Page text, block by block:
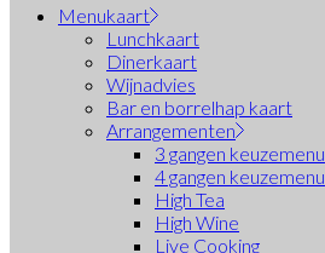
Menukaart
Lunchkaart
Dinerkaart
Wijnadvies
Bar en borrelhap kaart
Arrangementen
3 gangen keuzemenu
4 gangen keuzemenu
High Tea
High Wine
Live Cooking